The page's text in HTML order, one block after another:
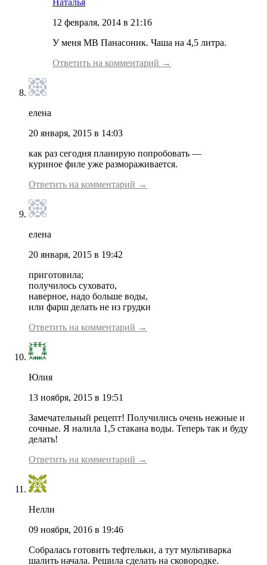
Наталья
12 февраля, 2014 в 21:16
У меня МВ Панасоник. Чаша на 4,5 литра.
Ответить на комментарий →
елена
20 января, 2015 в 14:03
как раз сегодня планирую попробовать —
куриное филе уже размораживается.
Ответить на комментарий →
елена
20 января, 2015 в 19:42
приготовила;
получилось суховато,
наверное, надо больше воды,
или фарш делать не из грудки
Ответить на комментарий →
Юлия
13 ноября, 2015 в 19:51
Замечательный рецепт! Получились очень нежные и
сочные. Я налила 1,5 стакана воды. Теперь так и буду
делать!
Ответить на комментарий →
Нелли
09 ноября, 2016 в 19:46
Собралась готовить тефтельки, а тут мультиварка
шалить начала. Решила сделать на сковородке.